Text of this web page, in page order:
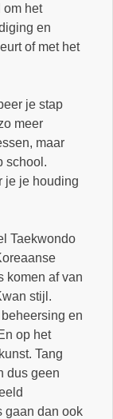
om het
en
of met het
je stap
meer
maar
school.
je je houding
Taekwondo
komen af van
stijl.
en
op het
Tang
dus geen
gaan dan ook